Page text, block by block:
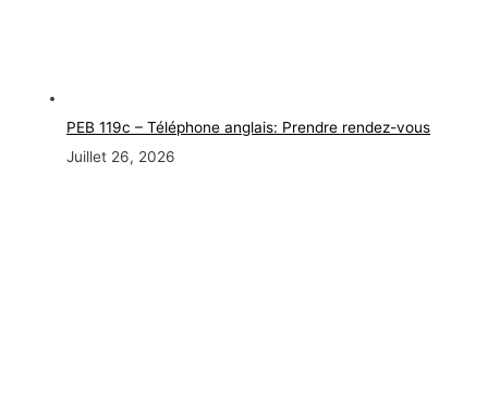
PEB 119c – Téléphone anglais: Prendre rendez-vous
Juillet 26, 2026